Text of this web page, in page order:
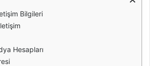
Bilgileri
Hesapları